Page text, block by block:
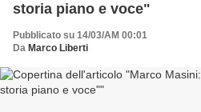
storia piano e voce"
Pubblicato su 14/03/AM 00:01
Da Marco Liberti